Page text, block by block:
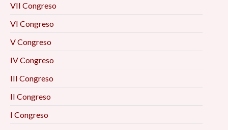
VII Congreso
VI Congreso
V Congreso
IV Congreso
III Congreso
II Congreso
I Congreso